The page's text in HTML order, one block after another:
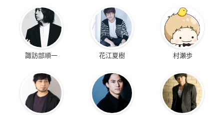
諏訪部順一 花江夏樹 村瀬歩